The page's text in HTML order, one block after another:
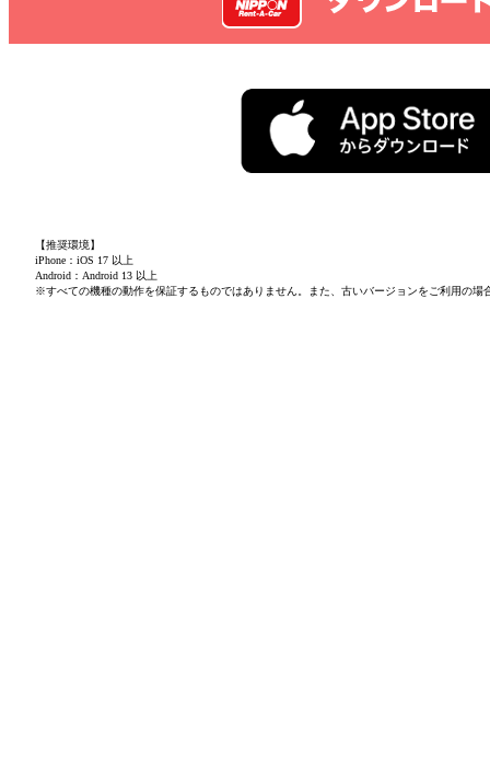
【推奨環境】
iPhone：iOS 17 以上
Android：Android 13 以上
※すべての機種の動作を保証するものではありません。また、古いバージョンをご利用の場